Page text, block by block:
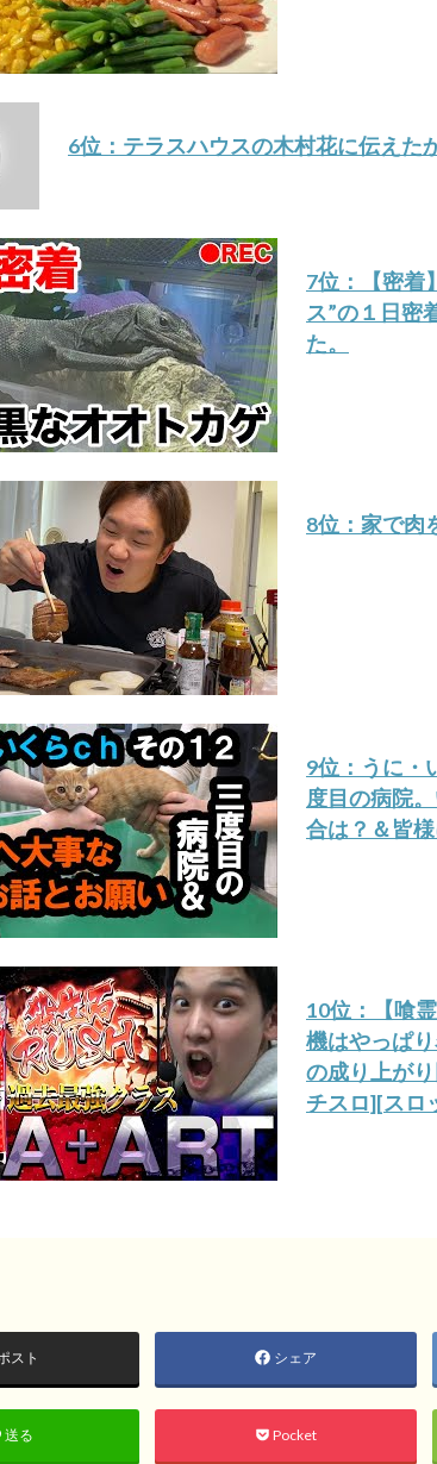
6位：テラスハウスの木村花に伝えた
7位：【密着
ス”の１日密
た。
8位：家で肉
9位：うに
度目の病院
合は？＆皆
10位：【喰
機はやっぱ
の成り上が
チスロ][スロ
スト シェア
送る Pocket